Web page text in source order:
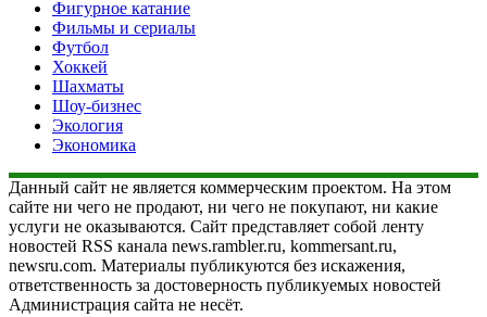
Фигурное катание
Фильмы и сериалы
Футбол
Хоккей
Шахматы
Шоу-бизнес
Экология
Экономика
Данный сайт не является коммерческим проектом. На этом
сайте ни чего не продают, ни чего не покупают, ни какие
услуги не оказываются. Сайт представляет собой ленту
новостей RSS канала news.rambler.ru, kommersant.ru,
newsru.com. Материалы публикуются без искажения,
ответственность за достоверность публикуемых новостей
Администрация сайта не несёт.